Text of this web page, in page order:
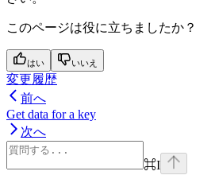
このページは役に立ちましたか？
はい いいえ
変更履歴
前へ
Get data for a key
次へ
⌘I